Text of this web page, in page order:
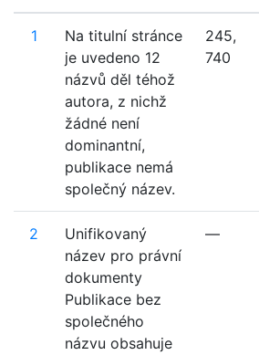
1
Na titulní stránce
je uvedeno 12
názvů děl téhož
autora, z nichž
žádné není
dominantní,
publikace nemá
společný název.
245,
740
2
Unifikovaný
název pro právní
dokumenty
Publikace bez
společného
názvu obsahuje
—